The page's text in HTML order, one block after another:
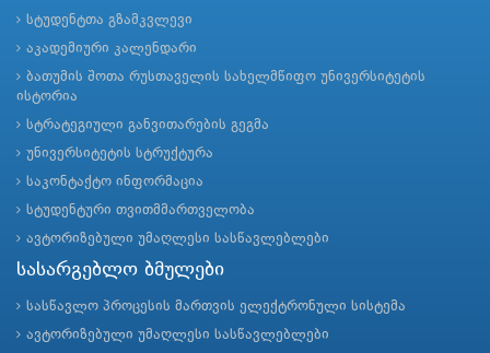
სტუდენტთა გზამკვლევი
აკადემიური კალენდარი
ბათუმის შოთა რუსთაველის სახელმწიფო უნივერსიტეტის
ისტორია
სტრატეგიული განვითარების გეგმა
უნივერსიტეტის სტრუქტურა
საკონტაქტო ინფორმაცია
სტუდენტური თვითმმართველობა
ავტორიზებული უმაღლესი სასწავლებლები
სასარგებლო ბმულები
სასწავლო პროცესის მართვის ელექტრონული სისტემა
ავტორიზებული უმაღლესი სასწავლებლები